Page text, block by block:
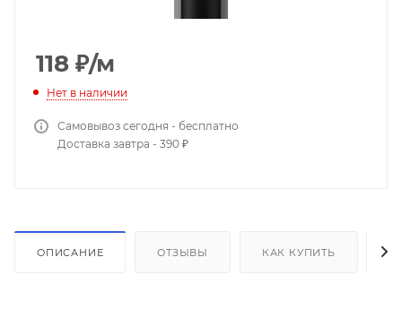
118 ₽/м
Нет в наличии
Самовывоз сегодня - бесплатно
Доставка завтра - 390 ₽
ОПИСАНИЕ ОТЗЫВЫ КАК КУПИТЬ